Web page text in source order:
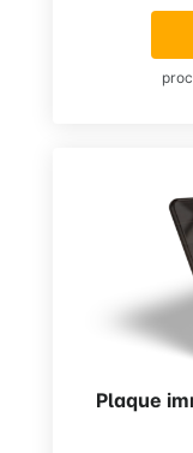
Plaque